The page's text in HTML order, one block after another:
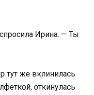
Ирина. — Ты
тут же вклинилась
откинулась